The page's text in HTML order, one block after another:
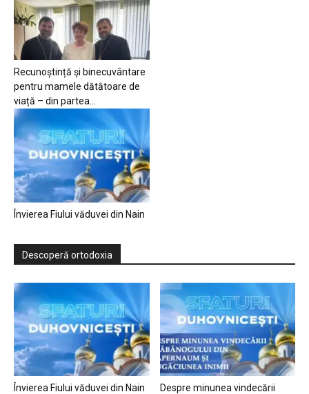
Recunoștință și binecuvântare
pentru mamele dătătoare de
viață – din partea...
Învierea Fiului văduvei din Nain
Descoperă ortodoxia
Învierea Fiului văduvei din Nain
Despre minunea vindecării